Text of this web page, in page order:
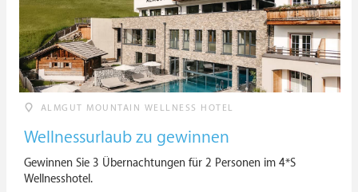
ALMGUT MOUNTAIN WELLNESS HOTEL
Wellnessurlaub zu gewinnen
Gewinnen Sie 3 Übernachtungen für 2 Personen im 4*S
Wellnesshotel.